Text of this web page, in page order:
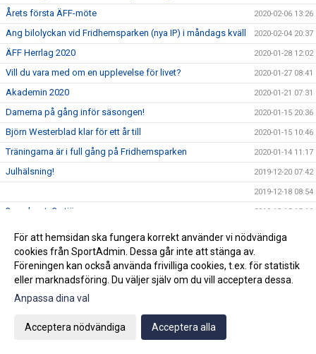
Årets första ÄFF-möte 2020-02-06 13:26
Ang bilolyckan vid Fridhemsparken (nya IP) i måndags kväll 2020-02-04 20:37
ÄFF Herrlag 2020 2020-01-28 12:02
Vill du vara med om en upplevelse för livet? 2020-01-27 08:41
Akademin 2020 2020-01-21 07:31
Damerna på gång inför säsongen! 2020-01-15 20:36
Björn Westerblad klar för ett år till 2020-01-15 10:46
Träningarna är i full gång på Fridhemsparken 2020-01-14 11:17
Julhälsning! 2019-12-20 07:42
2019-12-18 08:54
3:e advent=3 stjärnor 2019-12-15 15:16
Ny klubbchef tillsatt. 2019-12-12 11:59
Wilma Törnqvist klar för ÄFF
Klubbchefen slutar i ÄFF 2019-12-02 09:58
Ge bort en sportig dröm!
För att hemsidan ska fungera korrekt använder vi nödvändiga
cookies från SportAdmin. Dessa går inte att stänga av.
Föreningen kan också använda frivilliga cookies, t.ex. för statistik
eller marknadsföring. Du väljer själv om du vill acceptera dessa.
Anpassa dina val
Acceptera nödvändiga Acceptera alla